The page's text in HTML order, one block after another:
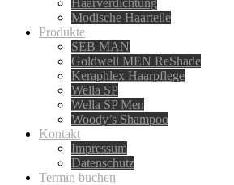
Haarverdichtung
Modische Haarteile
Produkte
SEB MAN
Goldwell MEN ReShade
Keraphlex Haarpflege
Wella SP
Wella SP Men
Woody’s Shampoo
Kontakt
Impressum
Datenschutz
Termin buchen